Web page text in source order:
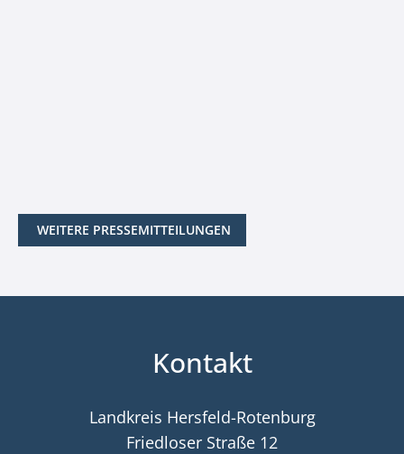
WEITERE PRESSEMITTEILUNGEN
Kontakt
Landkreis Hersfeld-Rotenburg
Friedloser Straße 12